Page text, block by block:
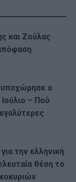
και Ζούλας
ο
– Πού
την ελληνική
θέση το